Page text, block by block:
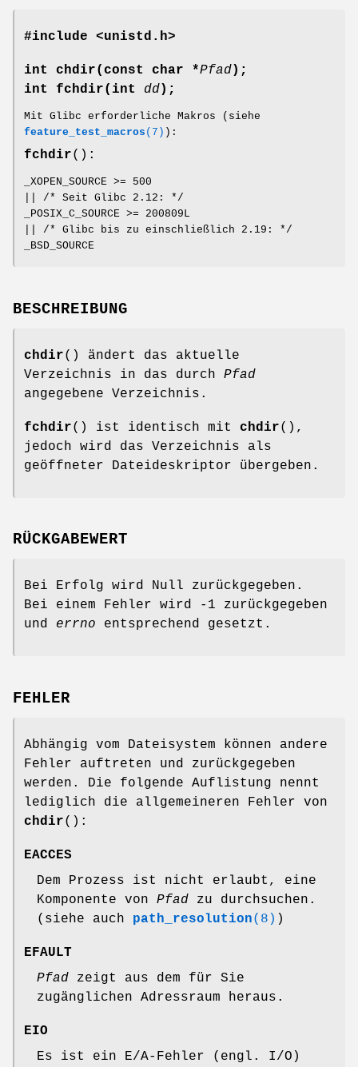
#include <unistd.h>
int chdir(const char *Pfad);
int fchdir(int dd);
Mit Glibc erforderliche Makros (siehe
feature_test_macros (7) ):
fchdir():
_XOPEN_SOURCE >= 500
|| /* Seit Glibc 2.12: */
_POSIX_C_SOURCE >= 200809L
|| /* Glibc bis zu einschließlich 2.19: */
_BSD_SOURCE
BESCHREIBUNG
chdir() ändert das aktuelle
Verzeichnis in das durch Pfad
angegebene Verzeichnis.
fchdir() ist identisch mit chdir(),
jedoch wird das Verzeichnis als
geöffneter Dateideskriptor übergeben.
RÜCKGABEWERT
Bei Erfolg wird Null zurückgegeben.
Bei einem Fehler wird -1 zurückgegeben
und errno entsprechend gesetzt.
FEHLER
Abhängig vom Dateisystem können andere
Fehler auftreten und zurückgegeben
werden. Die folgende Auflistung nennt
lediglich die allgemeineren Fehler von
chdir():
EACCES
Dem Prozess ist nicht erlaubt, eine
Komponente von Pfad zu durchsuchen.
(siehe auch path_resolution(8) )
EFAULT
Pfad zeigt aus dem für Sie
zugänglichen Adressraum heraus.
EIO
Es ist ein E/A-Fehler (engl. I/O)